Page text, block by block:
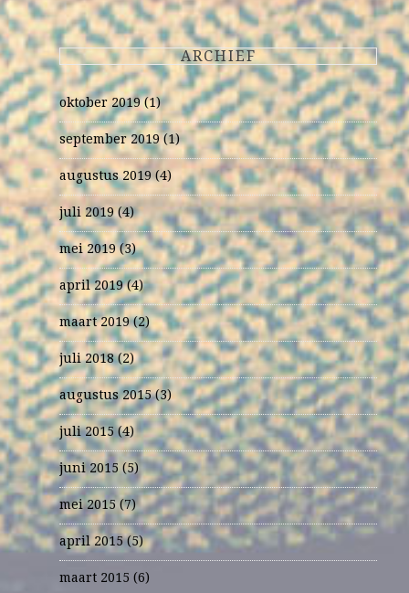
ARCHIEF
oktober 2019(1)
september 2019(1)
augustus 2019 (4)
juli 2019(4)
mei 2019(3)
april 2019(4)
maart 2019(2)
juli 2018(2)
augustus 2015(3)
juli 2015(4)
juni 2015 (5)
mei 2015(7)
april 2015(5)
maart 2015 (6)